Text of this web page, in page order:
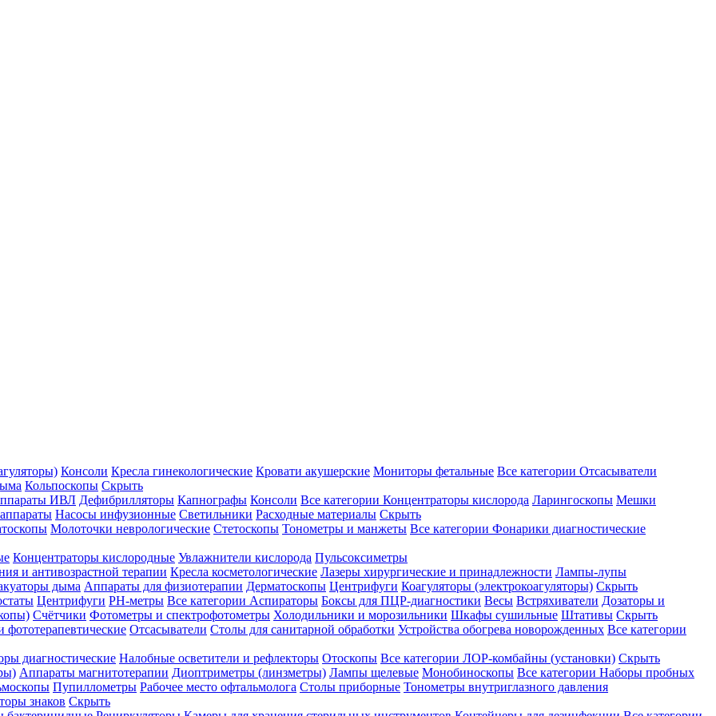
Консоли Кресла гинекологические Кровати акушерские Мониторы фетальные Все категории Отсасыватели
Кольпоскопы Скрыть
ИВЛ Дефибрилляторы Капнографы Консоли Все категории Концентраторы кислорода Ларингоскопы Мешки
Насосы инфузионные Светильники Расходные материалы Скрыть
Молоточки неврологические Стетоскопы Тонометры и манжеты Все категории Фонарики диагностические
Концентраторы кислородные Увлажнители кислорода Пульсоксиметры
и антивозрастной терапии Кресла косметологические Лазеры хирургические и принадлежности Лампы-лупы
дыма Аппараты для физиотерапии Дерматоскопы Центрифуги Коагуляторы (электрокоагуляторы) Скрыть
Центрифуги PH-метры Все категории Аспираторы Боксы для ПЦР-диагностики Весы Встряхиватели Дозаторы и
Счётчики Фотометры и спектрофотометры Холодильники и морозильники Шкафы сушильные Штативы Скрыть
фототерапевтические Отсасыватели Столы для санитарной обработки Устройства обогрева новорожденных Все категории
диагностические Налобные осветители и рефлекторы Отоскопы Все категории ЛОР-комбайны (установки) Скрыть
Аппараты магнитотерапии Диоптриметры (линзметры) Лампы щелевые Монобиноскопы Все категории Наборы пробных
Пупиллометры Рабочее место офтальмолога Столы приборные Тонометры внутриглазного давления
знаков Скрыть